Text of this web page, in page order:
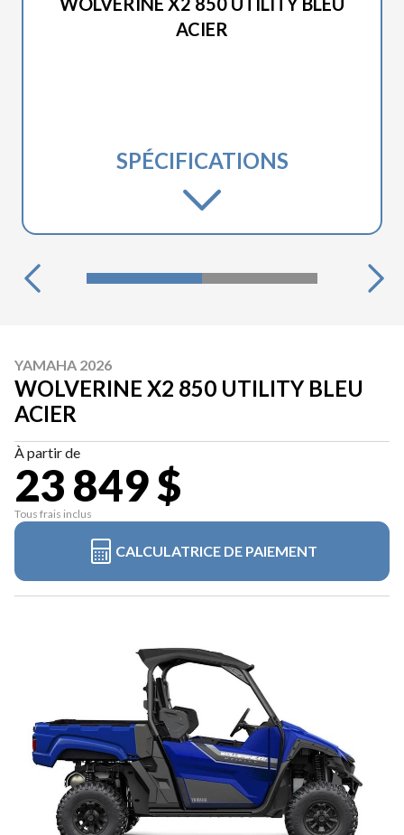
ACIER
SPÉCIFICATIONS
YAMAHA 2026
WOLVERINE X2 850 UTILITY BLEU
ACIER
À partir de
23 849 $
Tous frais inclus
CALCULATRICE DE PAIEMENT